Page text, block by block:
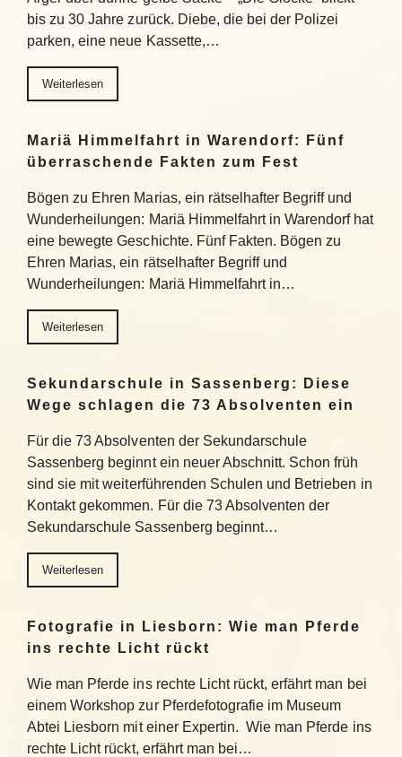
bis zu 30 Jahre zurück. Diebe, die bei der Polizei
parken, eine neue Kassette,…
Weiterlesen
Mariä Himmelfahrt in Warendorf: Fünf
überraschende Fakten zum Fest
Bögen zu Ehren Marias, ein rätselhafter Begriff und
Wunderheilungen: Mariä Himmelfahrt in Warendorf hat
eine bewegte Geschichte. Fünf Fakten. Bögen zu
Ehren Marias, ein rätselhafter Begriff und
Wunderheilungen: Mariä Himmelfahrt in…
Weiterlesen
Sekundarschule in Sassenberg: Diese
Wege schlagen die 73 Absolventen ein
Für die 73 Absolventen der Sekundarschule
Sassenberg beginnt ein neuer Abschnitt. Schon früh
sind sie mit weiterführenden Schulen und Betrieben in
Kontakt gekommen. Für die 73 Absolventen der
Sekundarschule Sassenberg beginnt…
Weiterlesen
Fotografie in Liesborn: Wie man Pferde
ins rechte Licht rückt
Wie man Pferde ins rechte Licht rückt, erfährt man bei
einem Workshop zur Pferdefotografie im Museum
Abtei Liesborn mit einer Expertin. Wie man Pferde ins
rechte Licht rückt, erfährt man bei…